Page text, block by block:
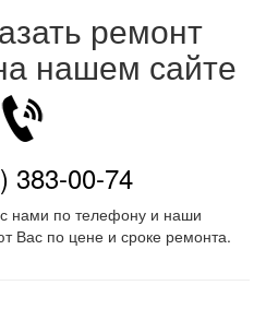
ремонт
нашем сайте
383-00-74
нами по телефону и наши
Вас по цене и сроке ремонта.